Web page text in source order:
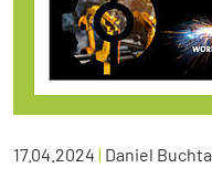
17.04.2024 | Daniel Buchta